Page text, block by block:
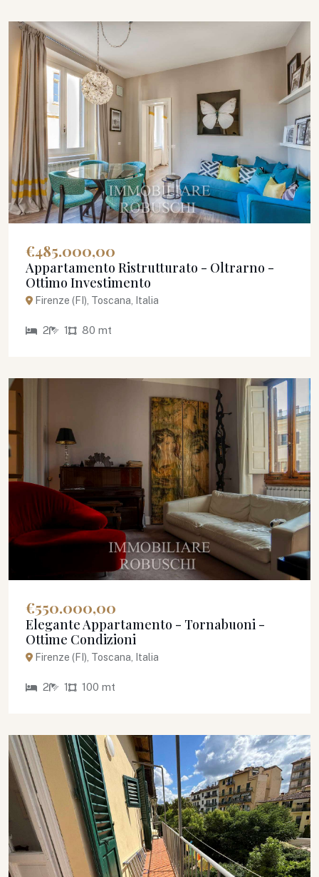
€485.000,00
Appartamento Ristrutturato - Oltrarno -
Ottimo Investimento
Firenze (FI), Toscana, Italia
2 1 80 mt
€550.000,00
Elegante Appartamento - Tornabuoni -
Ottime Condizioni
Firenze (FI), Toscana, Italia
2 1 100 mt